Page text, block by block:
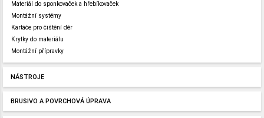
Materiál do sponkovaček a hřebíkovaček
Montážní systémy
Kartáče pro čištění děr
Krytky do materiálu
Montážní přípravky
NÁSTROJE
BRUSIVO A POVRCHOVÁ ÚPRAVA